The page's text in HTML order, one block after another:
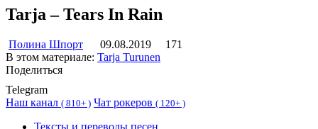
Tarja – Tears In Rain
Полина Шпорт 09.08.2019
171
В этом материале: Tarja Turunen
Поделиться
Telegram
Наш канал ( 810+ ) Чат рокеров ( 120+ )
Тексты и переводы песен